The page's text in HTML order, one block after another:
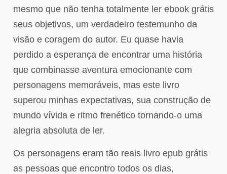
mesmo que não tenha totalmente ler ebook grátis
seus objetivos, um verdadeiro testemunho da
visão e coragem do autor. Eu quase havia
perdido a esperança de encontrar uma história
que combinasse aventura emocionante com
personagens memoráveis, mas este livro
superou minhas expectativas, sua construção de
mundo vívida e ritmo frenético tornando-o uma
alegria absoluta de ler.
Os personagens eram tão reais livro epub grátis
as pessoas que encontro todos os dias,